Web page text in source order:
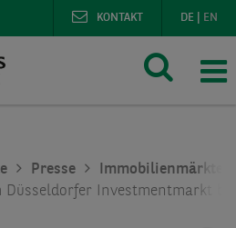
DE EN
KONTAKT
Presse
Immobilienmärkte
Düsseldorfer Investmentmarkt